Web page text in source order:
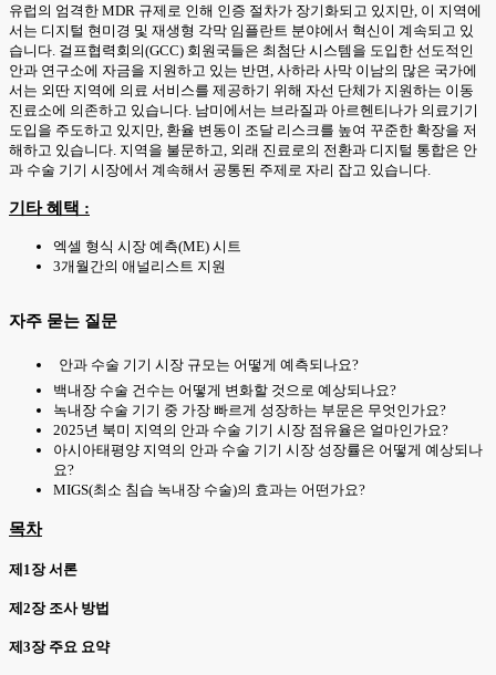
유럽의 엄격한 MDR 규제로 인해 인증 절차가 장기화되고 있지만, 이 지역에
서는 디지털 현미경 및 재생형 각막 임플란트 분야에서 혁신이 계속되고 있
습니다. 걸프협력회의(GCC) 회원국들은 최첨단 시스템을 도입한 선도적인
안과 연구소에 자금을 지원하고 있는 반면, 사하라 사막 이남의 많은 국가에
서는 외딴 지역에 의료 서비스를 제공하기 위해 자선 단체가 지원하는 이동
진료소에 의존하고 있습니다. 남미에서는 브라질과 아르헨티나가 의료기기
도입을 주도하고 있지만, 환율 변동이 조달 리스크를 높여 꾸준한 확장을 저
해하고 있습니다. 지역을 불문하고, 외래 진료로의 전환과 디지털 통합은 안
과 수술 기기 시장에서 계속해서 공통된 주제로 자리 잡고 있습니다.
기타 혜택 :
엑셀 형식 시장 예측(ME) 시트
3개월간의 애널리스트 지원
자주 묻는 질문
안과 수술 기기 시장 규모는 어떻게 예측되나요?
백내장 수술 건수는 어떻게 변화할 것으로 예상되나요?
녹내장 수술 기기 중 가장 빠르게 성장하는 부문은 무엇인가요?
2025년 북미 지역의 안과 수술 기기 시장 점유율은 얼마인가요?
아시아태평양 지역의 안과 수술 기기 시장 성장률은 어떻게 예상되나
요?
MIGS(최소 침습 녹내장 수술)의 효과는 어떤가요?
목차
제1장 서론
제2장 조사 방법
제3장 주요 요약